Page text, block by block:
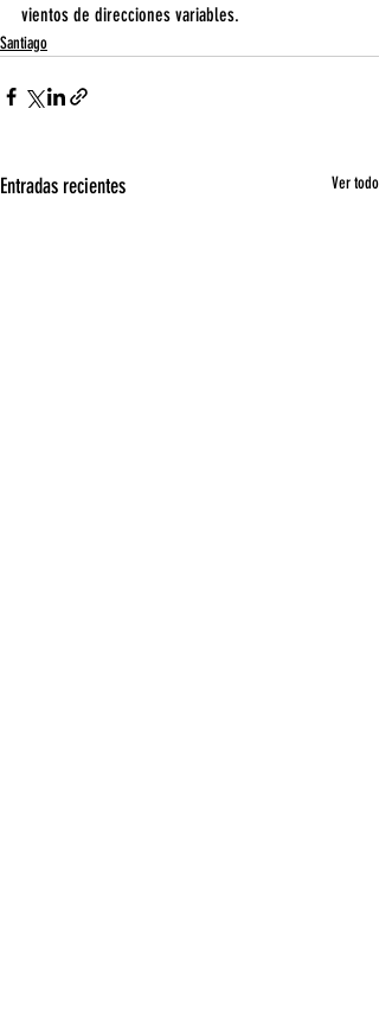
vientos de direcciones variables.
Santiago
Entradas recientes Ver todo